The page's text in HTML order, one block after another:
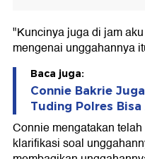
"Kuncinya juga di jam
mengenai unggahannya
Baca juga:
Connie Bakrie
Tuding Polres Bisa
Connie mengatakan
klarifikasi soal